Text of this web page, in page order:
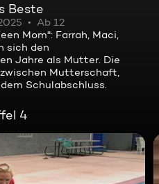
Beste
Ab 12
Mom": Farrah, Maci,
sich den
Jahre als Mutter. Die
Mutterschaft,
Schulabschluss.
4